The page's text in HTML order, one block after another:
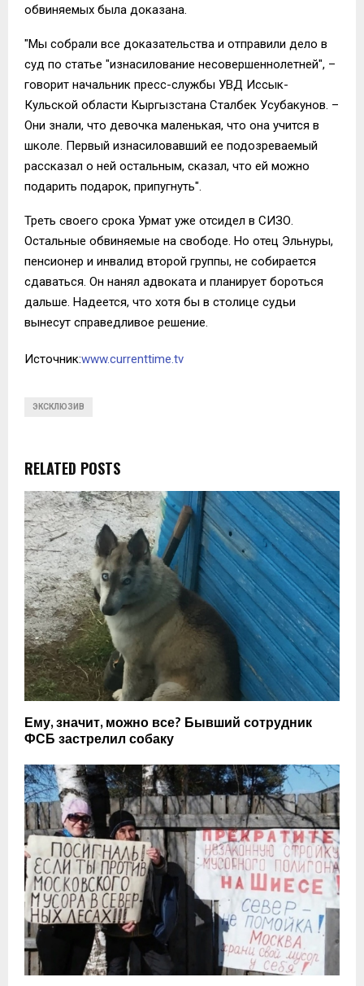
обвиняемых была доказана.
"Мы собрали все доказательства и отправили дело в
суд по статье "изнасилование несовершеннолетней", –
говорит начальник пресс-службы УВД Иссык-
Кульской области Кыргызстана Сталбек Усубакунов. –
Они знали, что девочка маленькая, что она учится в
школе. Первый изнасиловавший ее подозреваемый
рассказал о ней остальным, сказал, что ей можно
подарить подарок, припугнуть".
Треть своего срока Урмат уже отсидел в СИЗО.
Остальные обвиняемые на свободе. Но отец Эльнуры,
пенсионер и инвалид второй группы, не собирается
сдаваться. Он нанял адвоката и планирует бороться
дальше. Надеется, что хотя бы в столице судьи
вынесут справедливое решение.
Источник:www.currenttime.tv
ЭКСКЛЮЗИВ
RELATED POSTS
Ему, значит, можно все? Бывший сотрудник
ФСБ застрелил собаку